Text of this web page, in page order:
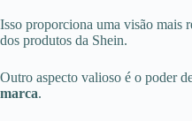
Isso proporciona uma visão mais
dos produtos da Shein.
Outro aspecto valioso é o poder
marca.